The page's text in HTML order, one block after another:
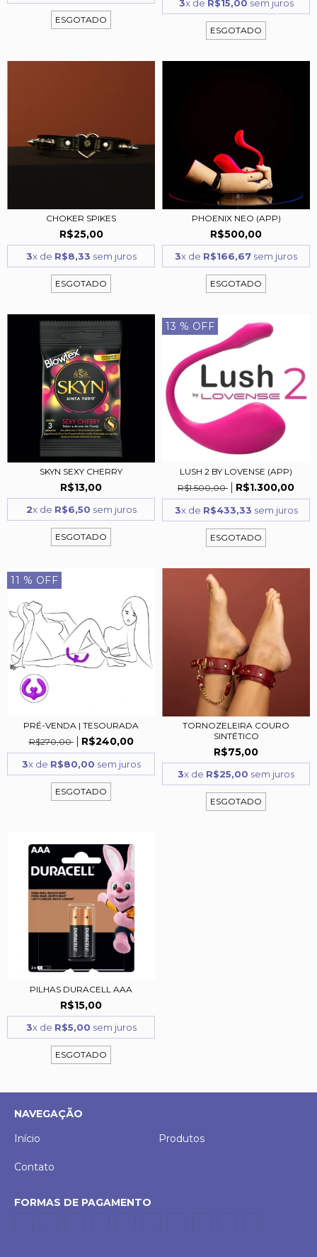
ESGOTADO
3x de R$15,00 sem juros
ESGOTADO
CHOKER SPIKES
R$25,00
3x de R$8,33 sem juros
ESGOTADO
PHOENIX NEO (APP)
R$500,00
3x de R$166,67 sem juros
ESGOTADO
SKYN SEXY CHERRY
R$13,00
2x de R$6,50 sem juros
ESGOTADO
13 % OFF
LUSH 2 BY LOVENSE (APP)
R$1.500,00
R$1.300,00
3x de R$433,33 sem juros
ESGOTADO
11 % OFF
PRÉ-VENDA | TESOURADA
R$270,00
R$240,00
3x de R$80,00 sem juros
ESGOTADO
TORNOZELEIRA COURO
SINTÉTICO
R$75,00
3x de R$25,00 sem juros
ESGOTADO
PILHAS DURACELL AAA
R$15,00
3x de R$5,00 sem juros
ESGOTADO
NAVEGAÇÃO
Início
Produtos
Contato
FORMAS DE PAGAMENTO